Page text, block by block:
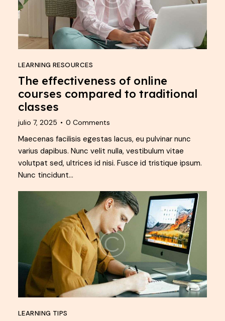
LEARNING RESOURCES
The effectiveness of online
courses compared to traditional
classes
julio 7, 2025 0 Comments
Maecenas facilisis egestas lacus, eu pulvinar nunc
varius dapibus. Nunc velit nulla, vestibulum vitae
volutpat sed, ultrices id nisi. Fusce id tristique ipsum.
Nunc tincidunt…
LEARNING TIPS